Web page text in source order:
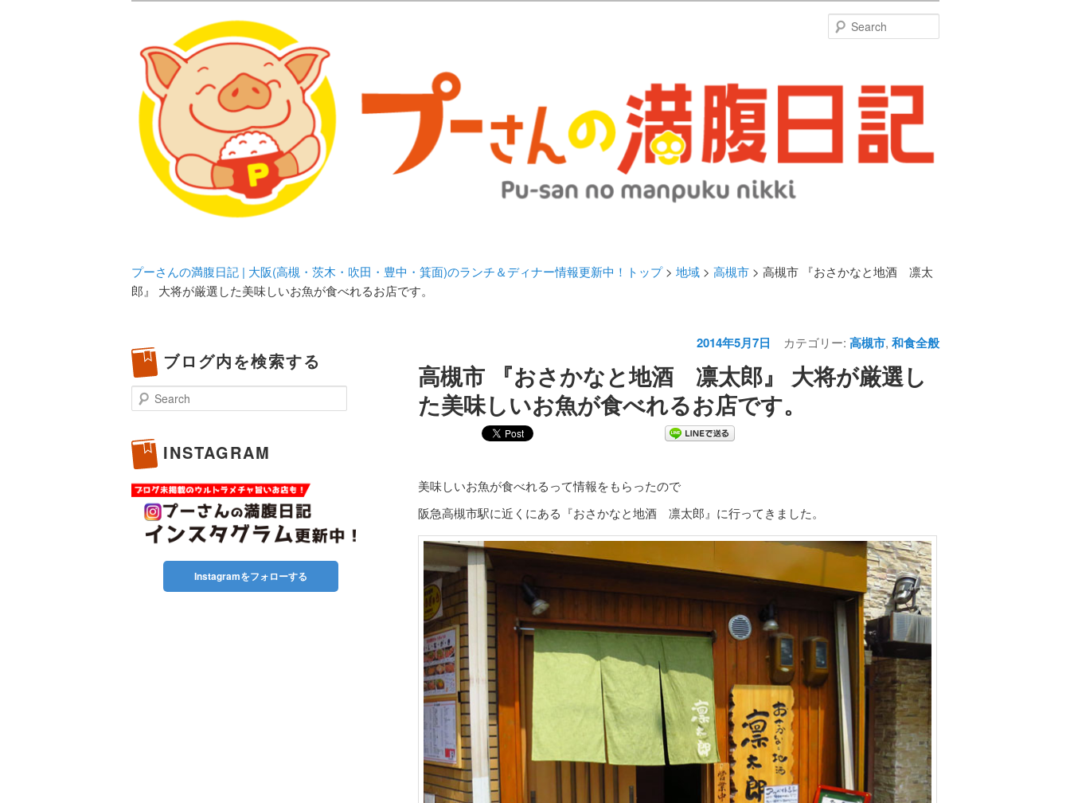
プーさんの満腹日記 | 大阪(高槻・茨木・吹田・
豊中・箕面)のランチ＆ディナー情報更新中！
化してます。
プーさんの満腹日記 | 大阪(高槻・茨木・吹田・豊中・箕面)のランチ＆ディナー情報更新中！トップ> 地域> 高槻市> 高槻市 『おさかなと地酒 凛太
郎』 大将が厳選した美味しいお魚が食べれるお店です。
navigation
2014年5月7日 カテゴリー: 高槻市, 和食全般
高槻市 『おさかなと地酒 凛太郎』 大将が厳選し
た美味しいお魚が食べれるお店です。
美味しいお魚が食べれるって情報をもらったので
阪急高槻市駅に近くにある『おさかなと地酒 凛太郎』に行ってきました。
ブログ内を検索する
Search
INSTAGRAM
Instagramをフォローする